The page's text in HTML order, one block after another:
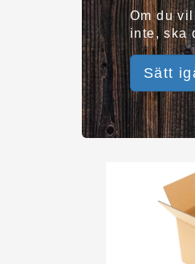
Om du
inte, ska
Sätt